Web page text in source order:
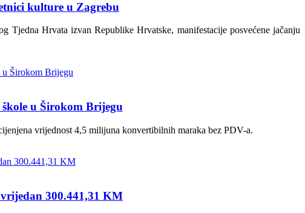
kulture u Zagrebu
Hrvata izvan Republike Hrvatske, manifestacije posvećene jačanju
u Širokom Brijegu
vrijednost 4,5 milijuna konvertibilnih maraka bez PDV-a.
300.441,31 KM